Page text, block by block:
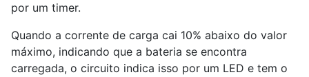
por um timer.
Quando a corrente de carga cai 10% abaixo do valor
máximo, indicando que a bateria se encontra
carregada, o circuito indica isso por um LED e tem o